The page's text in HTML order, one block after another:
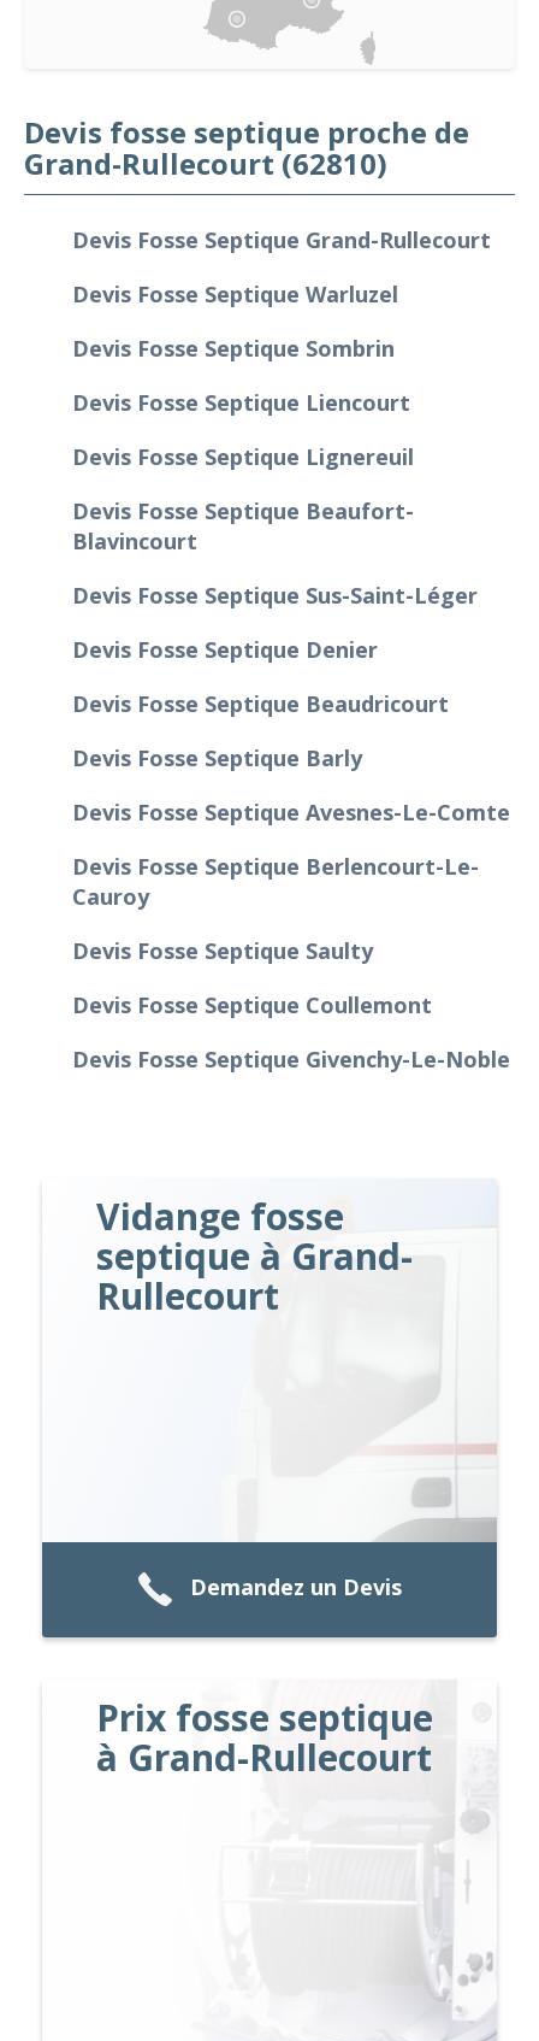
Devis fosse septique proche de
Grand-Rullecourt (62810)
Devis Fosse Septique Grand-Rullecourt
Devis Fosse Septique Warluzel
Devis Fosse Septique Sombrin
Devis Fosse Septique Liencourt
Devis Fosse Septique Lignereuil
Devis Fosse Septique Beaufort-
Blavincourt
Devis Fosse Septique Sus-Saint-Léger
Devis Fosse Septique Denier
Devis Fosse Septique Beaudricourt
Devis Fosse Septique Barly
Devis Fosse Septique Avesnes-Le-Comte
Devis Fosse Septique Berlencourt-Le-
Cauroy
Devis Fosse Septique Saulty
Devis Fosse Septique Coullemont
Devis Fosse Septique Givenchy-Le-Noble
Vidange fosse
septique à Grand-
Rullecourt
Demandez un Devis
Prix fosse septique
à Grand-Rullecourt